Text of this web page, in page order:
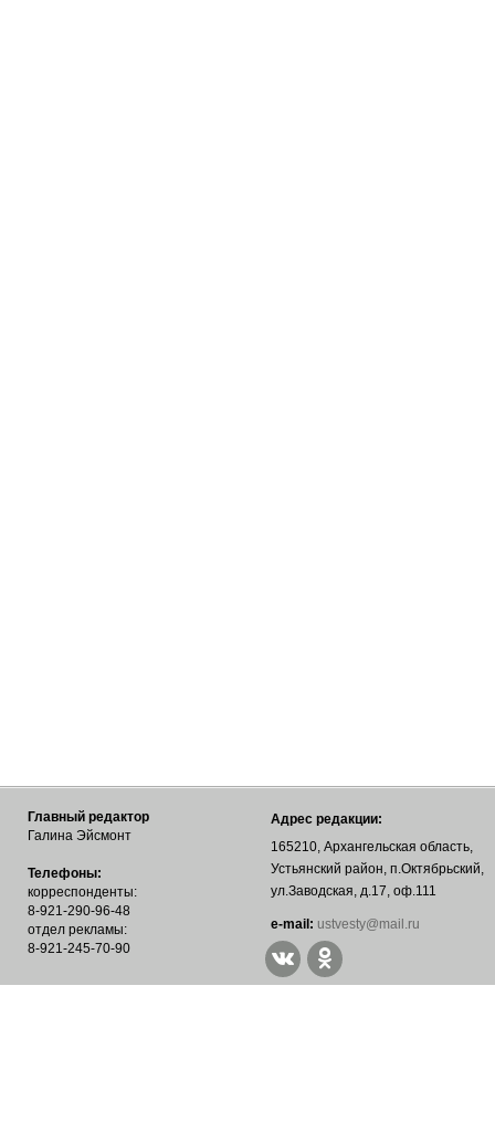
Главный редактор
Галина Эйсмонт
Телефоны:
корреспонденты:
8-921-290-96-48
отдел рекламы:
8-921-245-70-90
Адрес редакции:
165210, Архангельская область,
Устьянский район, п.Октябрьский,
ул.Заводская, д.17, оф.111
е-mail: ustvesty@mail.ru